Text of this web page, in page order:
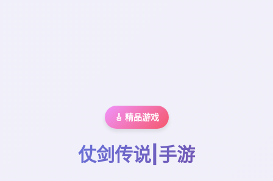
🎸 精品游戏
仗剑传说|手游